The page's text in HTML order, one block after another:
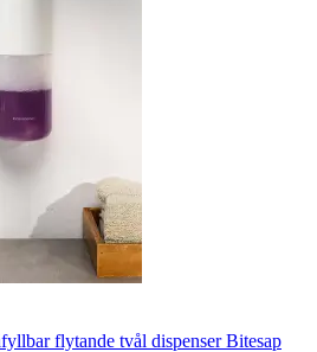
flytande tvål dispenser Bitesap